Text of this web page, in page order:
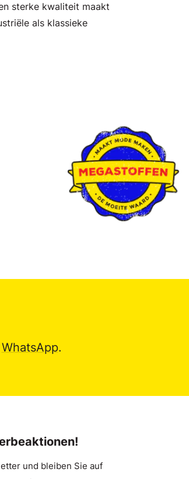
sterke kwaliteit maakt
als klassieke
WhatsApp.
und bleiben Sie auf